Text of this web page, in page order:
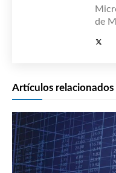
de
Artículos relacionados